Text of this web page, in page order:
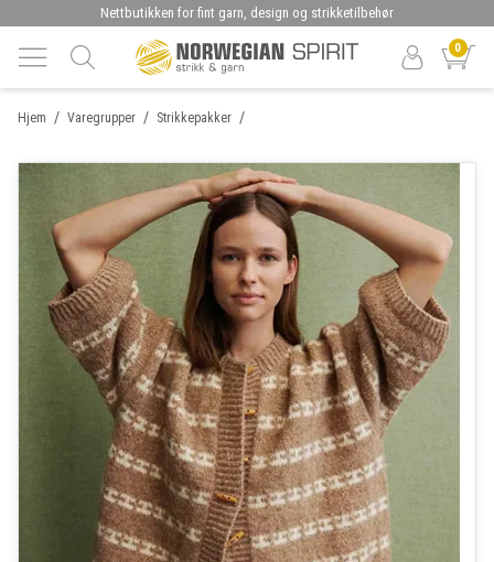
Nettbutikken for fint garn, design og strikketilbehør
0
/
Hjem /
Varegrupper /
Strikkepakker